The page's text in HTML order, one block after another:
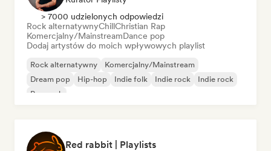
> 7000 udzielonych odpowiedzi
Rock alternatywnyChillChristian Rap
Komercjalny/MainstreamDance pop
Dodaj artystów do moich wpływowych playlist
Rock alternatywny
Komercjalny/Mainstream
Dream pop
Hip-hop Indie folk Indie rock
Indie rock
Pop rock
Red rabbit | Playlists